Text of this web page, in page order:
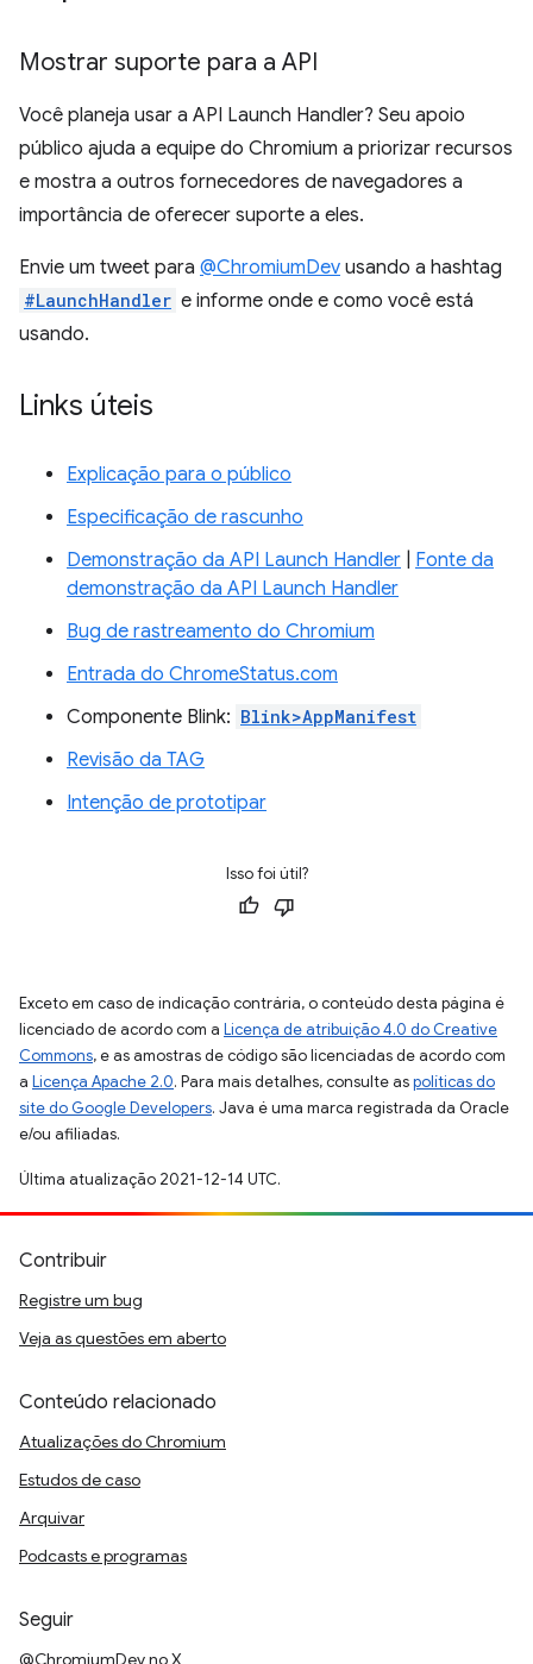
Mostrar suporte para a API
Você planeja usar a API Launch Handler? Seu apoio
público ajuda a equipe do Chromium a priorizar recursos
e mostra a outros fornecedores de navegadores a
importância de oferecer suporte a eles.
Envie um tweet para @ChromiumDev usando a hashtag
#LaunchHandler e informe onde e como você está
usando.
Links úteis
Explicação para o público
Especificação de rascunho
Demonstração da API Launch Handler
Fonte da
demonstração da API Launch Handler
Bug de rastreamento do Chromium
Entrada do ChromeStatus.com
Componente Blink: Blink>AppManifest
Revisão da TAG
Intenção de prototipar
Isso foi útil?
Exceto em caso de indicação contrária, o conteúdo desta página é
licenciado de acordo com a Licença de atribuição 4.0 do Creative
Commons, e as amostras de código são licenciadas de acordo com
a Licença Apache 2.0. Para mais detalhes, consulte aspolíticas do
site do Google Developers. Java é uma marca registrada da Oracle
e/ou afiliadas.
Última atualização 2021-12-14 UTC.
Contribuir
Registre um bug
Veja as questões em aberto
Conteúdo relacionado
Atualizações do Chromium
Estudos de caso
Arquivar
Podcasts e programas
Seguir
@ChromiumDev no X